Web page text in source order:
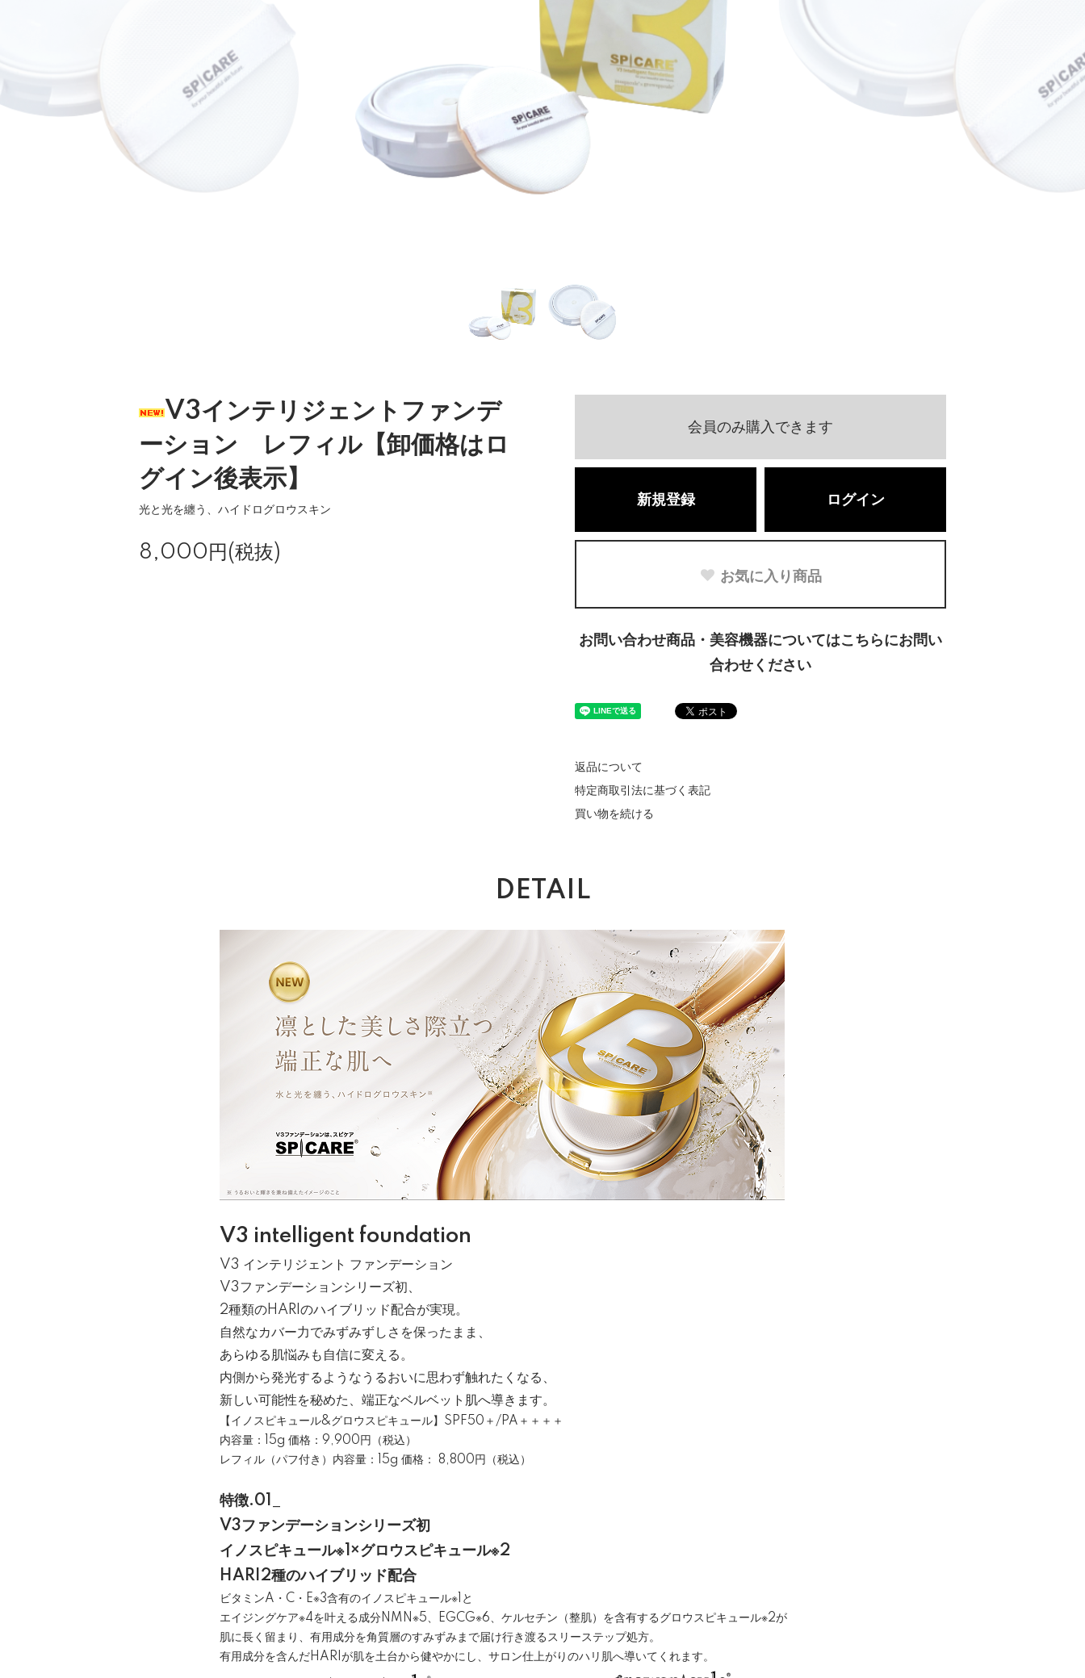
V3インテリジェントファンデ
ーション レフィル【卸価格はロ
グイン後表示】
光と光を纏う、ハイドログロウスキン
8,000円(税抜)
会員のみ購入できます
新規登録 ログイン
お気に入り商品
お問い合わせ商品・美容機器についてはこちらにお問い
合わせください
返品について
特定商取引法に基づく表記
買い物を続ける
DETAIL
V3 intelligent foundation
V3 インテリジェント ファンデーション
V3ファンデーションシリーズ初、
2種類のHARIのハイブリッド配合が実現。
自然なカバー力でみずみずしさを保ったまま、
あらゆる肌悩みも自信に変える。
内側から発光するようなうるおいに思わず触れたくなる、
新しい可能性を秘めた、端正なベルベット肌へ導きます。
【イノスピキュール&グロウスピキュール】SPF50＋/PA＋＋＋＋
内容量：15g 価格：9,900円（税込）
レフィル（パフ付き）内容量：15g 価格： 8,800円（税込）
特徴.01_
V3ファンデーションシリーズ初
イノスピキュール※1×グロウスピキュール※2
HARI2種のハイブリッド配合
ビタミンA・C・E※3含有のイノスピキュール※1と
エイジングケア※4を叶える成分NMN※5、EGCG※6、ケルセチン（整肌）を含有するグロウスピキュール※2が
肌に長く留まり、有用成分を角質層のすみずみまで届け行き渡るスリーステップ処方。
有用成分を含んだHARIが肌を土台から健やかにし、サロン仕上がりのハリ肌へ導いてくれます。